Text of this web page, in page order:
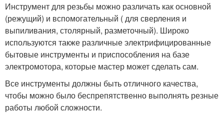
Инструмент для резьбы можно различать как основной
(режущий) и вспомогательный ( для сверления и
выпиливания, столярный, разметочный). Широко
используются также различные электрифицированные
бытовые инструменты и приспособления на базе
электромотора, которые мастер может сделать сам.
Все инструменты должны быть отличного качества,
чтобы можно было беспрепятственно выполнять резные
работы любой сложности.